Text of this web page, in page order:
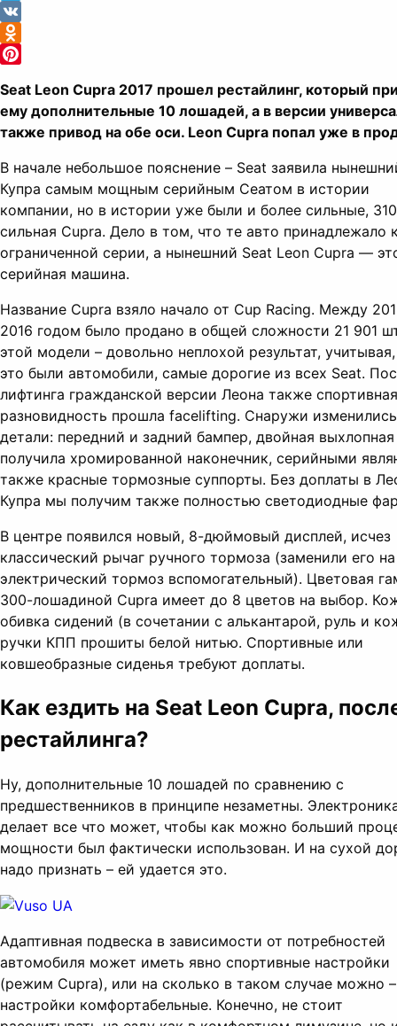
Telegram
VK
Odnoklassniki
Seat Leon Cupra 2017 прошел рестайлинг, который
ему дополнительные 10 лошадей, а в версии
также привод на обе оси. Leon Cupra попал уже в
В начале небольшое пояснение – Seat заявила
Купра самым мощным серийным Сеатом в истории
компании, но в истории уже были и более сильные,
сильная Cupra. Дело в том, что те авто принадлежало
ограниченной серии, а нынешний Seat Leon Cupra —
серийная машина.
Название Cupra взяло начало от Cup Racing. Между
2016 годом было продано в общей сложности 21 901
этой модели – довольно неплохой результат,
это были автомобили, самые дорогие из всех Seat.
лифтинга гражданской версии Леона также спортивная
разновидность прошла facelifting. Снаружи изменились
детали: передний и задний бампер, двойная
получила хромированной наконечник, серийными
также красные тормозные суппорты. Без доплаты в
Купра мы получим также полностью светодиодные
В центре появился новый, 8-дюймовый дисплей, исчез
классический рычаг ручного тормоза (заменили его на
электрический тормоз вспомогательный). Цветовая
300-лошадиной Cupra имеет до 8 цветов на выбор.
обивка сидений (в сочетании с алькантарой, руль и
ручки КПП прошиты белой нитью. Спортивные или
ковшеобразные сиденья требуют доплаты.
Как ездить на Seat Leon Cupra,
рестайлинга?
Ну, дополнительные 10 лошадей по сравнению с
предшественников в принципе незаметны.
делает все что может, чтобы как можно больший
мощности был фактически использован. И на сухой
надо признать – ей удается это.
Адаптивная подвеска в зависимости от потребностей
автомобиля может иметь явно спортивные настройки
(режим Cupra), или на сколько в таком случае можно –
настройки комфортабельные. Конечно, не стоит